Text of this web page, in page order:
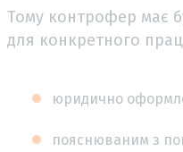
Тому контрофер має
для конкретного
юридично
пояснюваним з